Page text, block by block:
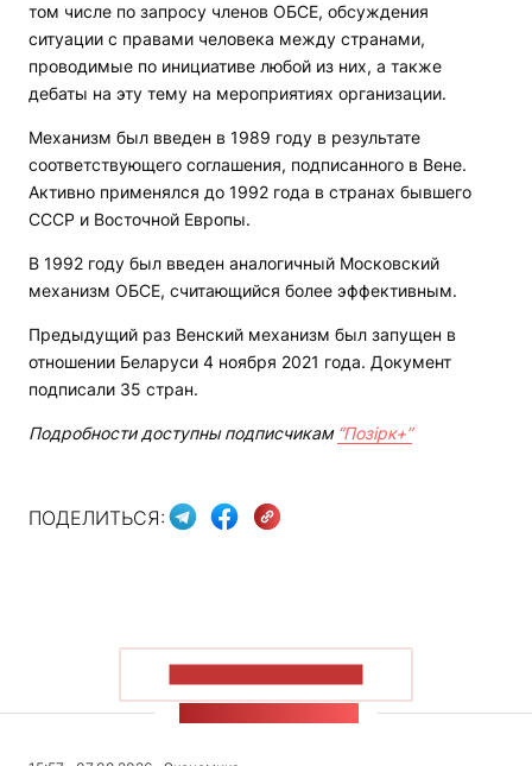
том числе по запросу членов ОБСЕ, обсуждения
ситуации с правами человека между странами,
проводимые по инициативе любой из них, а также
дебаты на эту тему на мероприятиях организации.
Механизм был введен в 1989 году в результате
соответствующего соглашения, подписанного в Вене.
Активно применялся до 1992 года в странах бывшего
СССР и Восточной Европы.
В 1992 году был введен аналогичный Московский
механизм ОБСЕ, считающийся более эффективным.
Предыдущий раз Венский механизм был запущен в
отношении Беларуси 4 ноября 2021 года. Документ
подписали 35 стран.
Подробности доступны подписчикам “Позірк+”
ПОДЕЛИТЬСЯ: